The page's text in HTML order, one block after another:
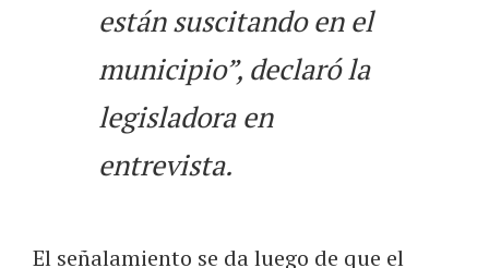
están suscitando en el
municipio”, declaró la
legisladora en
entrevista.
El señalamiento se da luego de que el